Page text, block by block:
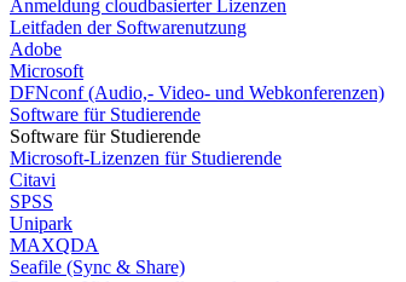
Anmeldung cloudbasierter Lizenzen
Leitfaden der Softwarenutzung
Adobe
Microsoft
DFNconf (Audio,- Video- und Webkonferenzen)
Software für Studierende
Software für Studierende
Microsoft-Lizenzen für Studierende
Citavi
SPSS
Unipark
MAXQDA
Seafile (Sync & Share)